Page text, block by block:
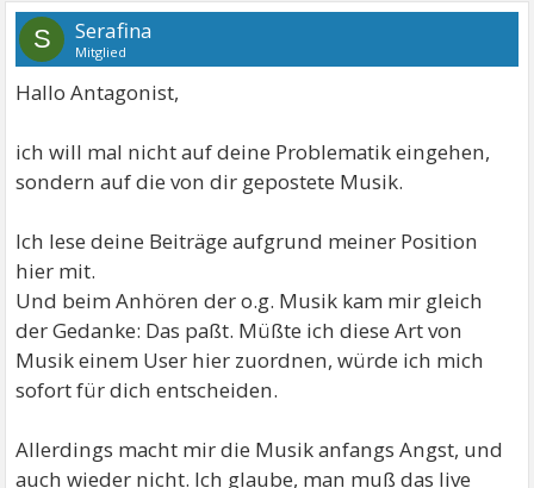
S Serafina
Mitglied
Hallo Antagonist,
ich will mal nicht auf deine Problematik eingehen,
sondern auf die von dir gepostete Musik.
Ich lese deine Beiträge aufgrund meiner Position
hier mit.
Und beim Anhören der o.g. Musik kam mir gleich
der Gedanke: Das paßt. Müßte ich diese Art von
Musik einem User hier zuordnen, würde ich mich
sofort für dich entscheiden.
Allerdings macht mir die Musik anfangs Angst, und
auch wieder nicht. Ich glaube, man muß das live